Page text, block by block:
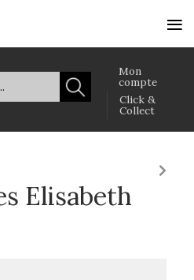
Mon
compte
Click &
Collect
Elisabeth
≡